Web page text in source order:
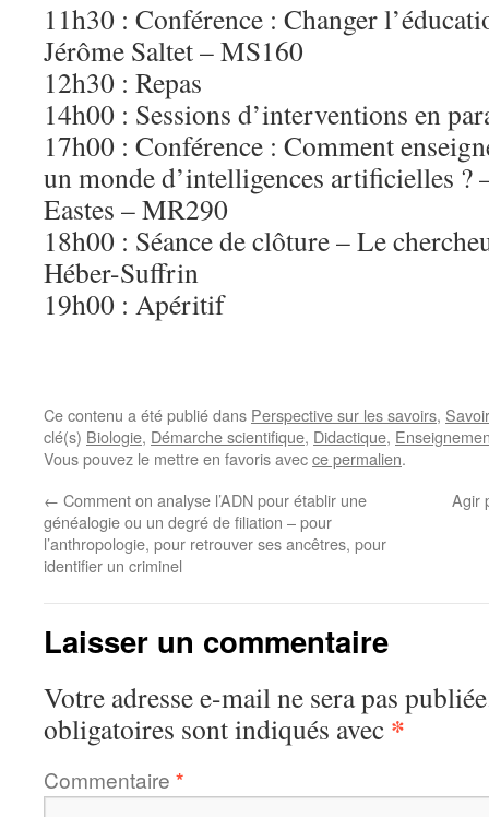
11h30 : Conférence : Changer
Jérôme Saltet – MS160
12h30 : Repas
14h00 : Sessions d’interventions en
17h00 : Conférence : Comment
un monde d’intelligences artificielles ?
Eastes – MR290
18h00 : Séance de clôture – Le
Héber-Suffrin
19h00 : Apéritif
Ce contenu a été publié dans Perspective sur les savoirs,
clé(s) Biologie, Démarche scientifique, Didactique,
Vous pouvez le mettre en favoris avecce permalien.
← Comment on analyse l’ADN pour établir une
généalogie ou un degré de filiation – pour
l’anthropologie, pour retrouver ses ancêtres, pour
identifier un criminel
Agir
Laisser un commentaire
Votre adresse e-mail ne sera pas
obligatoires sont indiqués avec *
Commentaire *